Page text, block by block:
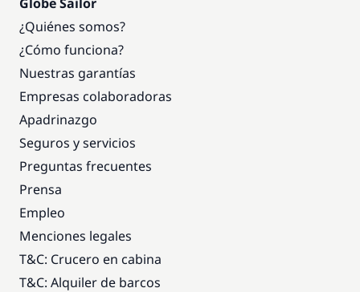
¿Quiénes somos?
¿Cómo funciona?
Nuestras garantías
Empresas colaboradoras
Apadrinazgo
Seguros y servicios
Preguntas frecuentes
Prensa
Empleo
Menciones legales
T&C: Crucero en cabina
T&C: Alquiler de barcos